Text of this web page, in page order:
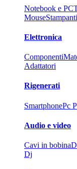
Notebook e PC
MouseStampanti
Elettronica
Componenti
Adattatori
Rigenerati
SmartphonePc
Audio e video
Cavi in bobina
Dj